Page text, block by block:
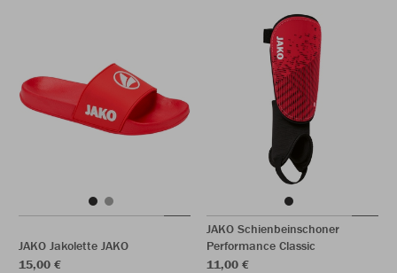
JAKO Jakolette JAKO
15,00 €
JAKO Schienbeinschoner
Performance Classic
11,00 €